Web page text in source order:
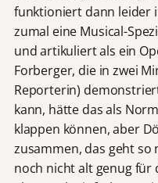
funktioniert dann leider
zumal eine Musical-
und artikuliert als ein
Forberger, die in zwei
Reporterin)
kann, hätte das als
klappen können, aber
zusammen, das geht so
noch nicht alt genug für